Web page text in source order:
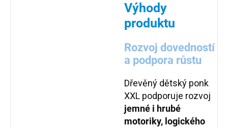
Výhody
produktu
Rozvoj dovedností
a podpora růstu
Dřevěný dětský ponk
XXL podporuje rozvoj
jemné i hrubé
motoriky, logického